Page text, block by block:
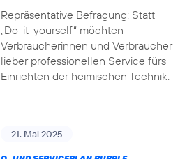
Repräsentative Befragung: Statt
„Do-it-yourself“ möchten
Verbraucherinnen und Verbraucher
lieber professionellen Service fürs
Einrichten der heimischen Technik.
21. Mai 2025